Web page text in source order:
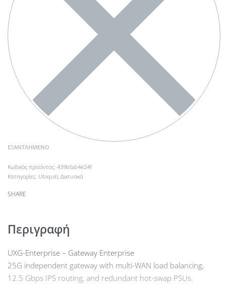
ΕΞΑΝΤΛΗΜΈΝΟ
439bfab4e24f
Κατηγορίες: Ubiquiti, Δικτυακά
SHARE
Περιγραφή
UXG-Enterprise – Gateway Enterprise
25G independent gateway with multi-WAN load balancing,
12.5 Gbps IPS routing, and redundant hot-swap PSUs.